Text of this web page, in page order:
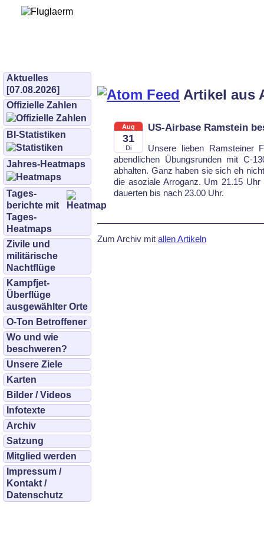
Aktuelles
[07.08.2026]
Offizielle Zahlen
BI-Statistiken
Jahres-Heatmaps
Tages­
berichte mit
Tages-
Heatmaps
Zivile und
militärische
Nachtflüge
Kampfjet-
Überflüge
ausgewählter Orte
O-Ton Betroffener
Wo und wie
beschweren?
Unsere Ziele
Karten
Bilder / Videos
Infotexte
Archiv
Satzung
Mitglied werden
Impressum /
Kontakt /
Datenschutz
Artikel aus
Aug
31
Di
US-Airbase Ramstein
Unsere lieben Ramsteiner
abendlichen Übungsrunden mit C-
abhalten. Ganz haben sie sich eh
die asoziale Arroganz. Um 21.15
dau­er­ten bis nach 23.00 Uhr.
Zum Archiv mit allen Artikeln